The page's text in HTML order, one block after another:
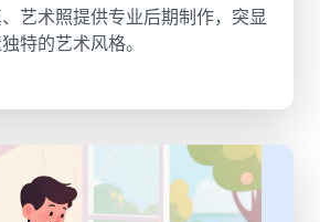
艺术照提供专业后期制作，突显
特的艺术风格。